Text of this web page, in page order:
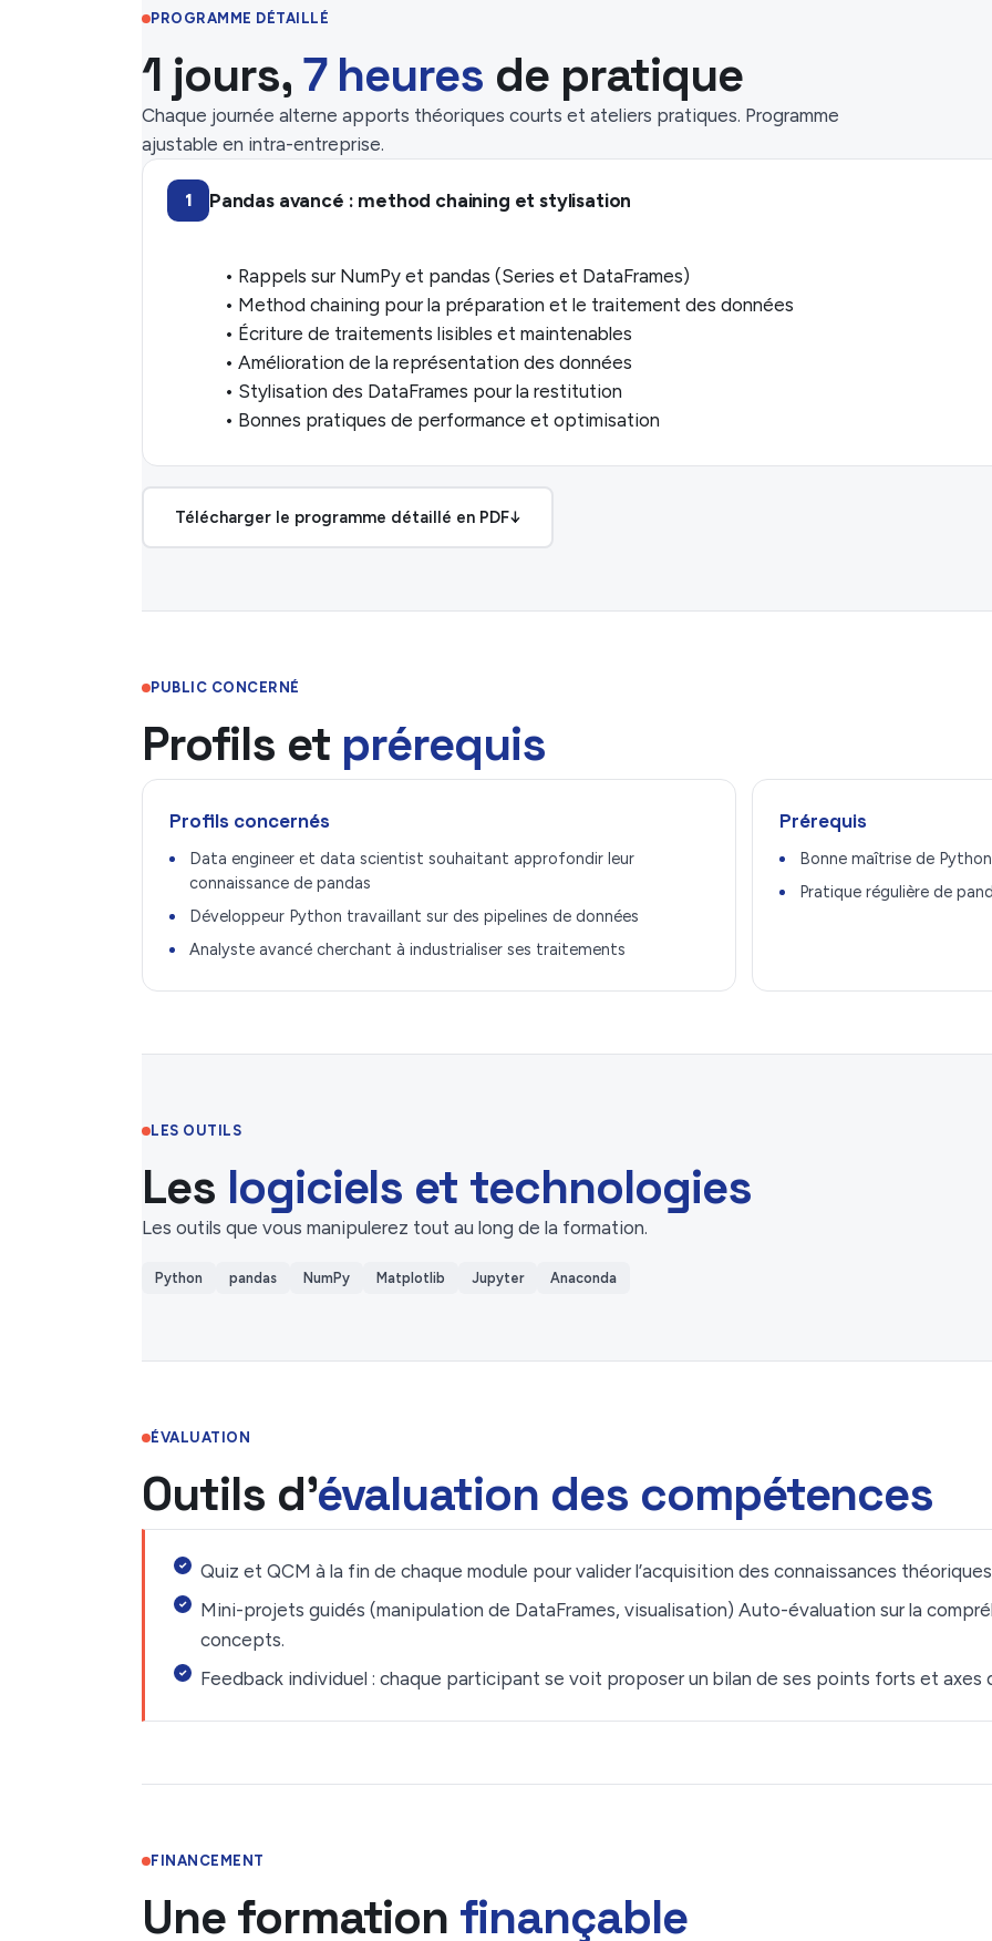
PROGRAMME DÉTAILLÉ
1 jours, 7 heures de pratique
Chaque journée alterne apports théoriques courts et ateliers pratiques. Programme
ajustable en intra-entreprise.
1 Pandas avancé : method chaining et stylisation
• Rappels sur NumPy et pandas (Series et DataFrames)
• Method chaining pour la préparation et le traitement des données
• Écriture de traitements lisibles et maintenables
• Amélioration de la représentation des données
• Stylisation des DataFrames pour la restitution
• Bonnes pratiques de performance et optimisation
Télécharger le programme détaillé en PDF↓
PUBLIC CONCERNÉ
Profils et prérequis
Profils concernés
Data engineer et data scientist souhaitant approfondir leur
connaissance de pandas
Développeur Python travaillant sur des pipelines de données
Analyste avancé cherchant à industrialiser ses traitements
Prérequis
Bonne maîtrise de Python
Pratique régulière de
LES OUTILS
Les logiciels et technologies
Les outils que vous manipulerez tout au long de la formation.
Python pandas NumPy Matplotlib Jupyter Anaconda
ÉVALUATION
Outils d'évaluation des compétences
Quiz et QCM à la fin de chaque module pour valider l’acquisition des connaissances
Mini-projets guidés (manipulation de DataFrames, visualisation) Auto-évaluation sur la
concepts.
Feedback individuel : chaque participant se voit proposer un bilan de ses points forts et axes
FINANCEMENT
Une formation finançable